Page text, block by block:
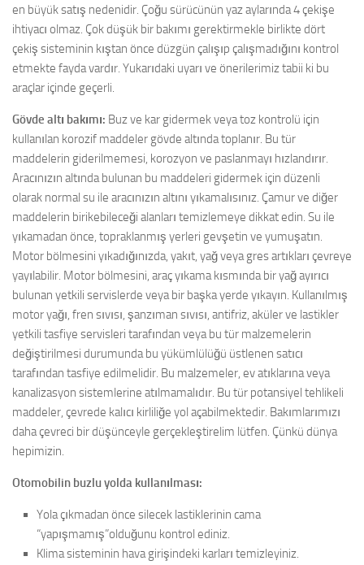
en büyük satış nedenidir. Çoğu sürücünün yaz aylarında 4 çekişe
ihtiyacı olmaz. Çok düşük bir bakımı gerektirmekle birlikte dört
çekiş sisteminin kıştan önce düzgün çalışıp çalışmadığını kontrol
etmekte fayda vardır. Yukarıdaki uyarı ve önerilerimiz tabii ki bu
araçlar içinde geçerli.
Gövde altı bakımı: Buz ve kar gidermek veya toz kontrolü için
kullanılan korozif maddeler gövde altında toplanır. Bu tür
maddelerin giderilmemesi, korozyon ve paslanmayı hızlandırır.
Aracınızın altında bulunan bu maddeleri gidermek için düzenli
olarak normal su ile aracınızın altını yıkamalısınız. Çamur ve diğer
maddelerin birikebileceği alanları temizlemeye dikkat edin. Su ile
yıkamadan önce, topraklanmış yerleri gevşetin ve yumuşatın.
Motor bölmesini yıkadığınızda, yakıt, yağ veya gres artıkları çevreye
yayılabilir. Motor bölmesini, araç yıkama kısmında bir yağ ayırıcı
bulunan yetkili servislerde veya bir başka yerde yıkayın. Kullanılmış
motor yağı, fren sıvısı, şanzıman sıvısı, antifriz, aküler ve lastikler
yetkili tasfiye servisleri tarafından veya bu tür malzemelerin
değiştirilmesi durumunda bu yükümlülüğü üstlenen satıcı
tarafından tasfiye edilmelidir. Bu malzemeler, ev atıklarına veya
kanalizasyon sistemlerine atılmamalıdır. Bu tür potansiyel tehlikeli
maddeler, çevrede kalıcı kirliliğe yol açabilmektedir. Bakımlarımızı
daha çevreci bir düşünceyle gerçekleştirelim lütfen. Çünkü dünya
hepimizin.
Otomobilin buzlu yolda kullanılması:
Yola çıkmadan önce silecek lastiklerinin cama
“yapışmamış”olduğunu kontrol ediniz.
Klima sisteminin hava girişindeki karları temizleyiniz.